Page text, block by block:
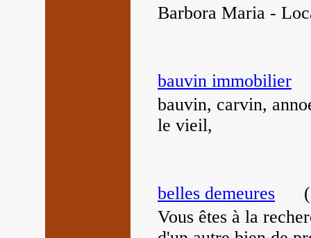
Barbora Maria -
bauvin immobilier
bauvin, carvin,
le vieil,
belles demeures (
Vous êtes à la